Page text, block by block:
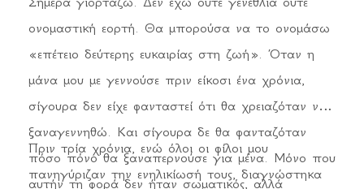
ονομαστική εορτή. Θα μπορούσα να το ονομάσω
«επέτειο δεύτερης ευκαιρίας στη ζωή». Όταν η
μάνα μου με γεννούσε πριν είκοσι ένα χρόνια,
σίγουρα δεν είχε φανταστεί ότι θα χρειαζόταν να
ξαναγεννηθώ. Και σίγουρα δε θα φανταζόταν
πόσο πόνο θα ξαναπερνούσε για μένα. Μόνο που
αυτήν τη φορά δεν ήταν σωματικός, αλλά
Πριν τρία χρόνια, ενώ όλοι οι φίλοι μου
πανηγύριζαν την ενηλικίωσή τους, διαγνώστηκα